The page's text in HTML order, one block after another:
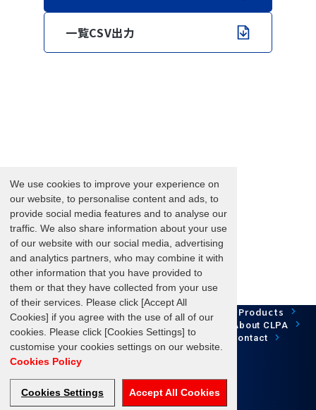
We use cookies to improve your experience on
our website, to personalise content and ads, to
provide social media features and to analyse our
traffic. We also share information about your use
of our website with our social media, advertising
and analytics partners, who may combine it with
other information that you have provided to
them or that they have collected from your use
of their services. Please click [Accept All
Cookies] if you agree with the use of all of our
cookies. Please click [Cookies Settings] to
customise your cookies settings on our website.
Cookies Policy
Cookies Settings Accept All Cookies
株式会社 エヌエフ回路設
株式会社 エムジー
式会社
川崎重工業 株式会社
株式会社 キーエンス
株式会社 北澤電機製作所
キヤノンアネルバ 株式会
社
協栄電機 株式会社
株式会社 共和電業
倉茂電工 株式会社
株式会社ケイエスジェイ
株式会社 コーレンス
株式会社コンテック
サーボランド 株式会社
一覧CSV出力
HOME Network Technology Case Study Products
Downloads Development About CLPA
Update Information FAQ SiteMap Contact
Follow us